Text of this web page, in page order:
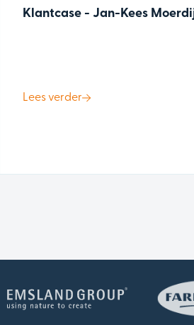
Klantcase - Jan-Kees
Lees verder